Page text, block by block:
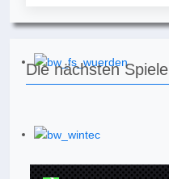
Die nächsten Spiele